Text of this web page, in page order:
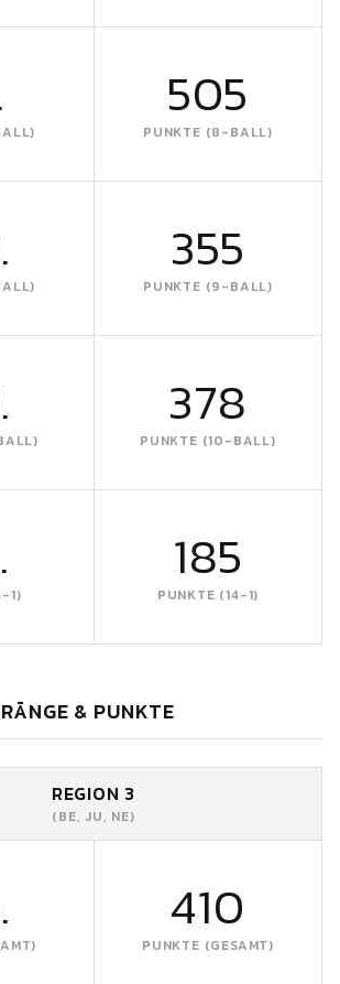
505
PUNKTE (8-BALL)
355
PUNKTE (9-BALL)
378
PUNKTE (10-BALL)
1)
185
PUNKTE (14-1)
& PUNKTE
REGION 3
(BE, JU, NE)
410
PUNKTE (GESAMT)